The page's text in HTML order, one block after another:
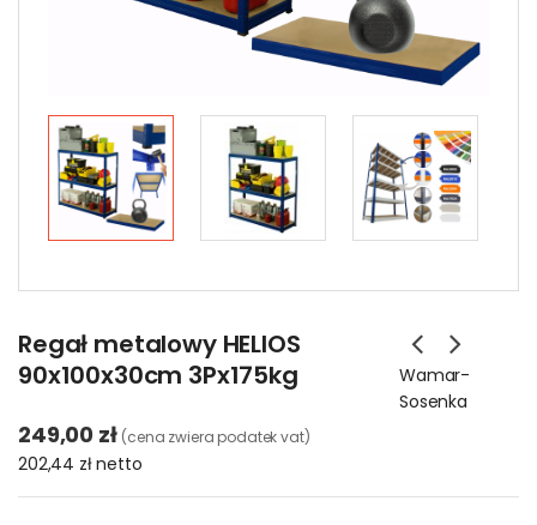
Regał metalowy HELIOS
90x100x30cm 3Px175kg
Wamar-
Sosenka
249,00 zł (cena zwiera podatek vat)
202,44 złnetto